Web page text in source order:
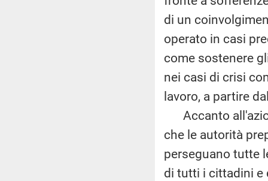
di un
operato in casi
come sostenere
nei casi di crisi
lavoro, a partire
Accanto
che le autorità
perseguano tutte
di tutti i cittadini e